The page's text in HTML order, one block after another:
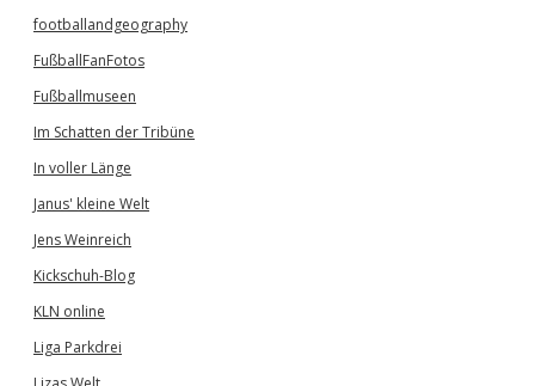
footballandgeography
FußballFanFotos
Fußballmuseen
Im Schatten der Tribüne
In voller Länge
Janus' kleine Welt
Jens Weinreich
Kickschuh-Blog
KLN online
Liga Parkdrei